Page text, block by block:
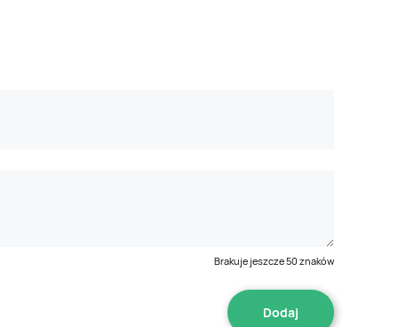
Brakuje jeszcze50 znaków